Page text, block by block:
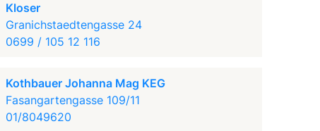
Kloser
Granichstaedtengasse 24
0699 / 105 12 116
Kothbauer Johanna Mag KEG
Fasangartengasse 109/11
01/8049620